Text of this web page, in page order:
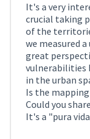
It's a very
crucial taking
of the
we measured
great
vulnerabilities
in the urban
Is the
Could you
It's a "pura